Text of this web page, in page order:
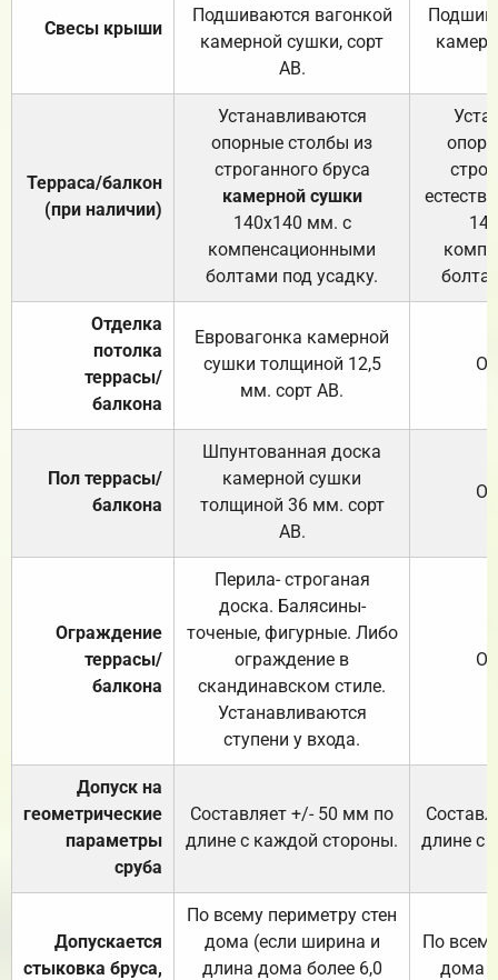
Свесы крыши
Подшиваются вагонкой
камерной сушки, сорт
АВ.
Терраса/балкон
(при наличии)
Устанавливаются
опорные столбы из
строганного бруса
камерной сушки
140х140 мм. с
компенсационными
болтами под усадку.
Отделка
потолка
террасы/
балкона
Евровагонка камерной
сушки толщиной 12,5
мм. сорт АВ.
Пол террасы/
балкона
Шпунтованная доска
камерной сушки
толщиной 36 мм. сорт
АВ.
Ограждение
террасы/
балкона
Перила- строганая
доска. Балясины-
точеные, фигурные. Либо
ограждение в
скандинавском стиле.
Устанавливаются
ступени у входа.
Допуск на
геометрические
параметры
сруба
Составляет +/- 50 мм по
длине с каждой стороны.
длине с
Допускается
стыковка бруса,
По всему периметру стен
дома (если ширина и
длина дома более 6,0
По
дома